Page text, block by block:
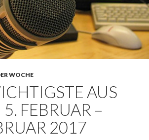
WOCHE
AUS
5. FEBRUAR –
2017